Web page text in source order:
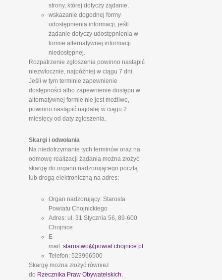
strony, której dotyczy żądanie,
wskazanie dogodnej formy
udostępnienia informacji, jeśli
żądanie dotyczy udostępnienia w
formie alternatywnej informacji
niedostępnej.
Rozpatrzenie zgłoszenia powinno nastąpić
niezwłocznie, najpóźniej w ciągu 7 dni.
Jeśli w tym terminie zapewnienie
dostępności albo zapewnienie dostępu w
alternatywnej formie nie jest możliwe,
powinno nastąpić najdalej w ciągu 2
miesięcy od daty zgłoszenia.
Skargi i odwołania
Na niedotrzymanie tych terminów oraz na
odmowę realizacji żądania można złożyć
skargę do organu nadzorującego pocztą
lub drogą elektroniczną na adres:
Organ nadzorujący: Starosta
Powiatu Chojnickiego
Adres: ul. 31 Stycznia 56, 89-600
Chojnice
E-
mail: starostwo@powiat.chojnice.pl
Telefon: 523966500
Skargę można złożyć również
do Rzecznika Praw Obywatelskich.